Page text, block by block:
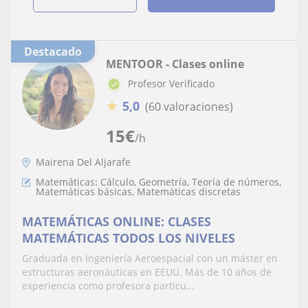
Destacado
15€/h
MENTOOR - Clases online
Profesor Verificado
★ 5,0 (60 valoraciones)
Mairena Del Aljarafe
Matemáticas: Cálculo, Geometría, Teoría de números,
Matemáticas básicas, Matemáticas discretas
MATEMÁTICAS ONLINE: CLASES
MATEMÁTICAS TODOS LOS NIVELES
Graduada en Ingeniería Aeroespacial con un máster en
estructuras aeronáuticas en EEUU. Más de 10 años de
experiencia como profesora particu...